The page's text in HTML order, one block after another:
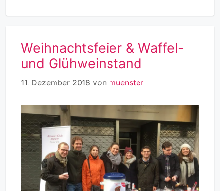
Weihnachtsfeier & Waffel-
und Glühweinstand
11. Dezember 2018 von muenster